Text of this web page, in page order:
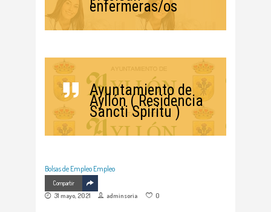
enfermeras/os
Ayuntamiento de
Ayllón ( Residencia
Sancti Spiritu )
Bolsas de Empleo Empleo
Compartir
31 mayo, 2021 adminsoria 0